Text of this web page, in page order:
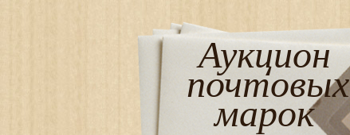
Аукцион
почтовых
марок